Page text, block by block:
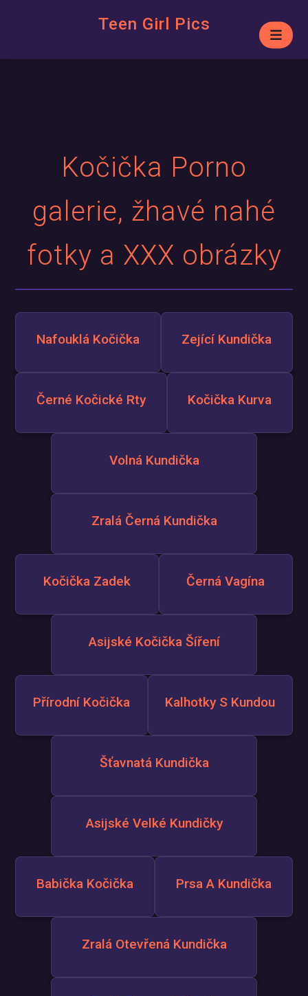
Teen Girl Pics
Kočička Porno
galerie, žhavé nahé
fotky a XXX obrázky
Nafouklá Kočička Zející Kundička
Černé Kočické Rty Kočička Kurva
Volná Kundička
Zralá Černá Kundička
Kočička Zadek Černá Vagína
Asijské Kočička Šíření
Přírodní Kočička Kalhotky S Kundou
Šťavnatá Kundička
Asijské Velké Kundičky
Babička Kočička Prsa A Kundička
Zralá Otevřená Kundička